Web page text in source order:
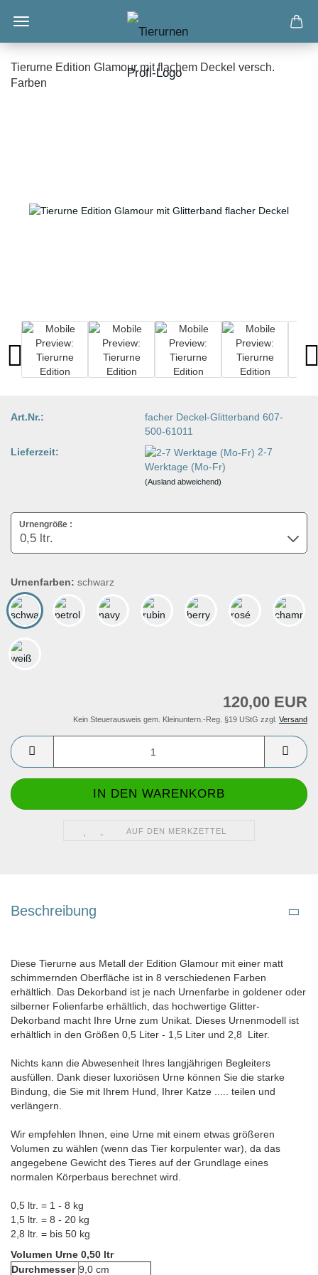
Tierurne Edition Glamour mit flachem Deckel versch.
Farben
Art.Nr.:
facher Deckel-Glitterband 607-
500-61011
Lieferzeit:
2-7
Werktage (Mo-Fr)
(Ausland abweichend)
Urnengröße :
Urnenfarben: schwarz
120,00 EUR
Kein Steuerausweis gem. Kleinuntern.-Reg. §19 UStG zzgl. Versand
AUF DEN MERKZETTEL
Beschreibung
Diese Tierurne aus Metall der Edition Glamour mit einer matt
schimmernden Oberfläche ist in 8 verschiedenen Farben
erhältlich. Das Dekorband ist je nach Urnenfarbe in goldener oder
silberner Folienfarbe erhältlich, das hochwertige Glitter-
Dekorband macht Ihre Urne zum Unikat. Dieses Urnenmodell ist
erhältlich in den Größen 0,5 Liter - 1,5 Liter und 2,8 Liter.
Nichts kann die Abwesenheit Ihres langjährigen Begleiters
ausfüllen. Dank dieser luxoriösen Urne können Sie die starke
Bindung, die Sie mit Ihrem Hund, Ihrer Katze ..... teilen und
verlängern.
Wir empfehlen Ihnen, eine Urne mit einem etwas größeren
Volumen zu wählen (wenn das Tier korpulenter war), da das
angegebene Gewicht des Tieres auf der Grundlage eines
normalen Körperbaus berechnet wird.
0,5 ltr. = 1 - 8 kg
1,5 ltr. = 8 - 20 kg
2,8 ltr. = bis 50 kg
Volumen Urne 0,50 ltr
Durchmesser 9,0 cm